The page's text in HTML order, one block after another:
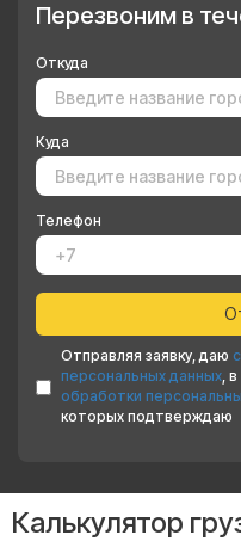
Перезвоним в
Откуда
Куда
Телефон
Отправляя заявку, даю
персональных данных,
обработки
которых подтверждаю
Калькулятор